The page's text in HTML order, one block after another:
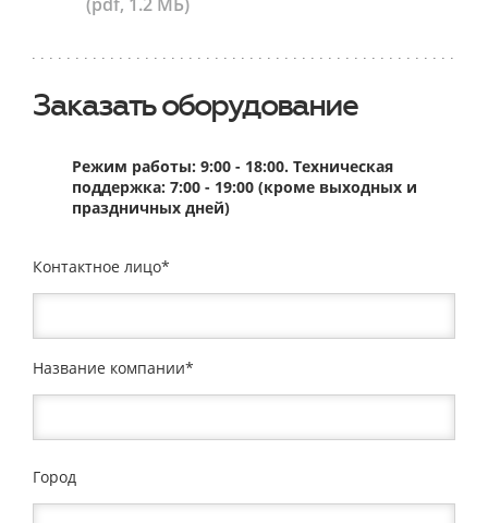
Заказать оборудование
Режим работы: 9:00 - 18:00. Техническая
поддержка: 7:00 - 19:00 (кроме выходных и
праздничных дней)
Контактное лицо
Название компании
Город